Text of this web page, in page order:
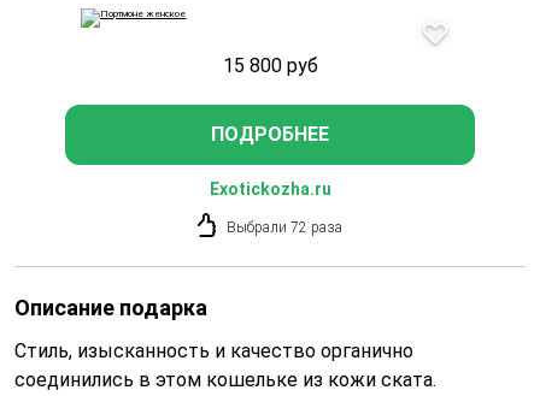
15 800 руб
ПОДРОБНЕЕ
Exotickozha.ru
Выбрали 72 раза
Описание подарка
Стиль, изысканность и качество органично
соединились в этом кошельке из кожи ската.